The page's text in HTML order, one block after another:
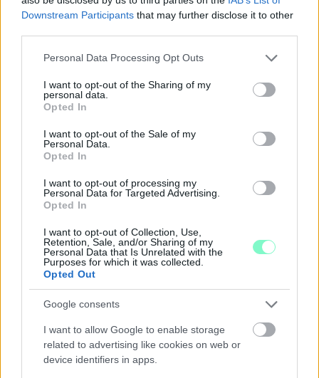
Downstream Participants that may further disclose it to other
Please note that this website/app uses one or more Google
not limited to your visit or usage behaviour. You may click to
grant or deny consent to Google and its third-party tags to
use your data for below specified purposes in below Google
consent section.
Personal Data Processing Opt Outs
I want to opt-out of the Sharing of my
personal data.
Opted In
I want to opt-out of the Sale of my
Personal Data.
Opted In
I want to opt-out of processing my
Personal Data for Targeted Advertising.
Opted In
I want to opt-out of Collection, Use,
Retention, Sale, and/or Sharing of my
Personal Data that Is Unrelated with the
Purposes for which it was collected.
Opted Out
Google consents
I want to allow Google to enable storage
related to advertising like cookies on web or
device identifiers in apps.
INFLÁCIÓ MAGYARORSZÁGON
Júliusban mindössze 1,2 százalékkal emelkedtek éves
összevetésben a fogyasztói árak, miközben az élelmiszerek ára
Szólj hozzá!